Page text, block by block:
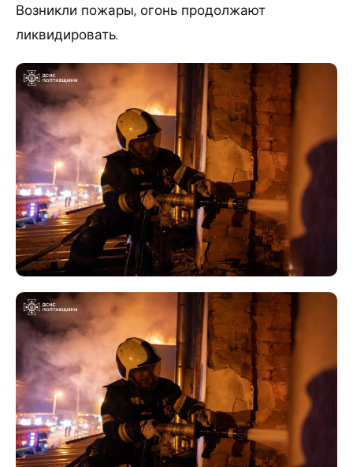
Возникли пожары, огонь продолжают
ликвидировать.